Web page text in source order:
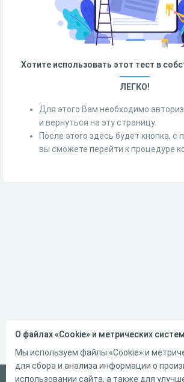
Хотите использовать этот тест в
ЛЕГКО!
Для этого Вам необходимо
и вернуться на эту страницу.
После этого здесь будет кнопка,
вы сможете перейти к процедуре
О файлах «Cookie» и метрических
Мы используем файлы «Cookie» и
для сбора и анализа информации о
использовании сайта, а также для